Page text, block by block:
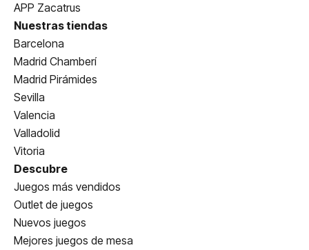
APP Zacatrus
Nuestras tiendas
Barcelona
Madrid Chamberí
Madrid Pirámides
Sevilla
Valencia
Valladolid
Vitoria
Descubre
Juegos más vendidos
Outlet de juegos
Nuevos juegos
Mejores juegos de mesa